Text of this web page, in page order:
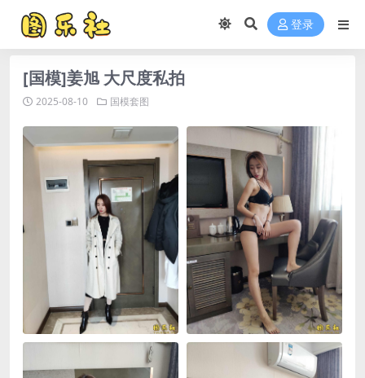
登录
[国模]姜旭 大尺度私拍
2025-08-10 国模套图